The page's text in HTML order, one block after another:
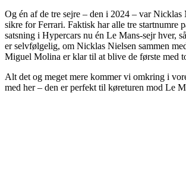
Og én af de tre sejre – den i 2024 – var Nicklas
sikre for Ferrari. Faktisk har alle tre startnumre
satsning i Hypercars nu én Le Mans-sejr hver,
er selvfølgelig, om Nicklas Nielsen sammen
Miguel Molina er klar til at blive de første med
Alt det og meget mere kommer vi omkring i
med her – den er perfekt til køreturen mod Le